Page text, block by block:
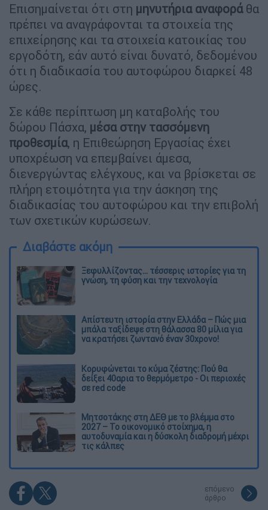
Επισημαίνεται ότι στη μηνυτήρια αναφοράθα
πρέπει να αναγράφονται τα στοιχεία της
επιχείρησης και τα στοιχεία κατοικίας του
εργοδότη, εάν αυτό είναι δυνατό, δεδομένου
ότι η διαδικασία του αυτοφώρου διαρκεί 48
ώρες.
Σε κάθε περίπτωση μη καταβολής του
δώρου Πάσχα, μέσα στην τασσόμενη
προθεσμία, η Επιθεώρηση Εργασίας έχει
υποχρέωση να επεμβαίνει άμεσα,
διενεργώντας ελέγχους, και να βρίσκεται σε
πλήρη ετοιμότητα για την άσκηση της
διαδικασίας του αυτοφώρου και την επιβολή
των σχετικών κυρώσεων.
Διαβάστε ακόμη
Ξεφυλλίζοντας... τέσσερις ιστορίες για τη
γνώση, τη φύση και την τεχνολογία
Απίστευτη ιστορία στην Ελλάδα – Πώς μια
μπάλα ταξίδεψε στη θάλασσα 80 μίλια για
να κρατήσει ζωντανό έναν 30χρονο!
Κορυφώνεται το κύμα ζέστης: Πού θα
δείξει 40αρια το θερμόμετρο - Οι περιοχές
σε red code
Μητσοτάκης στη ΔΕΘ με το βλέμμα στο
2027 – Το οικονομικό στοίχημα, η
αυτοδυναμία και η δύσκολη διαδρομή μέχρι
τις κάλπες
επόμενο
άρθρο